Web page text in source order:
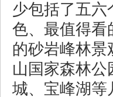
少包括了五六
色、最值得
的砂岩峰林景
山国家森林
城、宝峰湖等